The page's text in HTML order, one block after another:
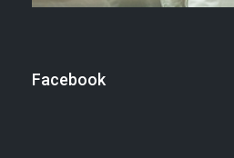
Facebook